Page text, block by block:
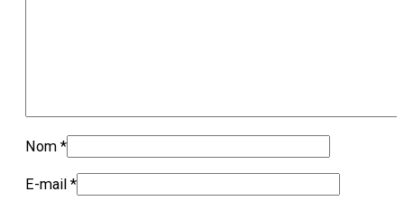
Nom *
E-mail *